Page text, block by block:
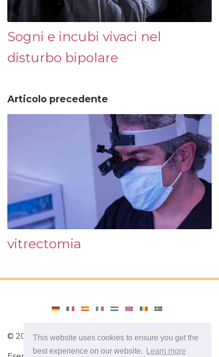
This website uses cookies to ensure you get the
best experience on our website.
Learn more
Sogni e incubi vivaci nel
disturbo bipolare
Articolo precedente
vitrectomia
© 2026Amenajari